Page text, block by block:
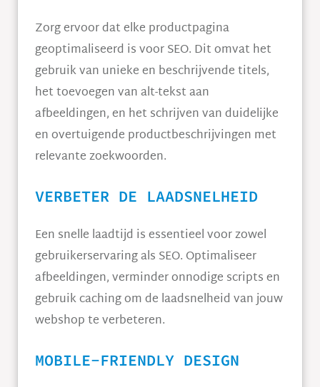
Zorg ervoor dat elke productpagina
geoptimaliseerd is voor SEO. Dit omvat het
gebruik van unieke en beschrijvende titels,
het toevoegen van alt-tekst aan
afbeeldingen, en het schrijven van duidelijke
en overtuigende productbeschrijvingen met
relevante zoekwoorden.
VERBETER DE LAADSNELHEID
Een snelle laadtijd is essentieel voor zowel
gebruikerservaring als SEO. Optimaliseer
afbeeldingen, verminder onnodige scripts en
gebruik caching om de laadsnelheid van jouw
webshop te verbeteren.
MOBILE-FRIENDLY DESIGN